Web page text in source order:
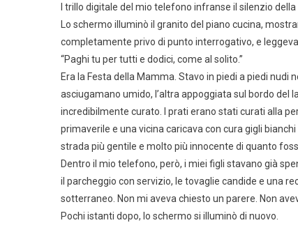
l trillo digitale del mio telefono infranse il silenzio
Lo schermo illuminò il granito del piano cucina,
completamente privo di punto interrogativo, e
“Paghi tu per tutti e dodici, come al solito.”
Era la Festa della Mamma. Stavo in piedi a piedi
asciugamano umido, l’altra appoggiata sul bordo del
incredibilmente curato. I prati erano stati curati alla
primaverile e una vicina caricava con cura gigli
strada più gentile e molto più innocente di quanto
Dentro il mio telefono, però, i miei figli stavano già
il parcheggio con servizio, le tovaglie candide e una
sotterraneo. Non mi aveva chiesto un parere. Non
Pochi istanti dopo, lo schermo si illuminò di nuovo.